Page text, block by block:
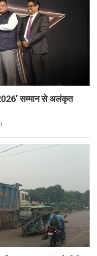
सम्मान से अलंकृत